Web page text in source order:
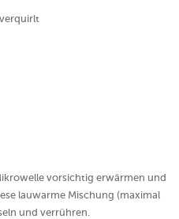
vorsichtig erwärmen und
lauwarme Mischung (maximal
und verrühren.